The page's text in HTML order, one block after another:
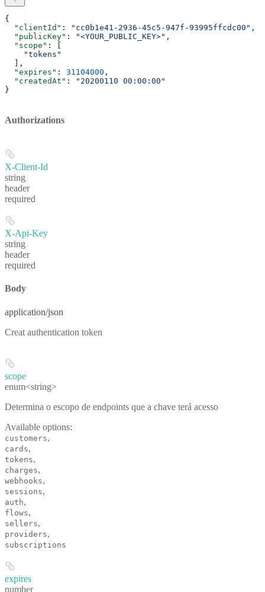
{
  "clientId"
: "cc0b1e41-2936-45c5-947f-93995ffcdc00" ,
  "publicKey"
: "<YOUR_PUBLIC_KEY>" ,
  "scope"
: [
    "tokens"
  ],
  "expires"
: 31104000 ,
  "createdAt"
:
"20200110 00:00:00"
}
Authorizations
X-Client-Id
string
header
required
X-Api-Key
string
header
required
Body
application/json
Creat authentication token
scope
enum<string>
Determina o escopo de endpoints que a chave terá acesso
Available options:
customers,
cards,
tokens,
charges,
webhooks,
sessions,
auth,
flows,
sellers,
providers,
subscriptions
expires
number